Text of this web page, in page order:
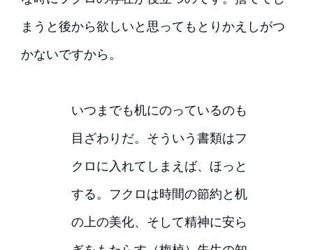
まうと後から欲しいと思ってもとりかえしがつ
かないですから。
いつまでも机にのっているのも
目ざわりだ。そういう書類はフ
クロに入れてしまえば、ほっと
する。フクロは時間の節約と机
の上の美化、そして精神に安ら